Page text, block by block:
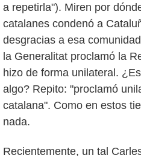
a repetirla"). Miren por
catalanes condenó a
desgracias a esa
la Generalitat proclamó la
hizo de forma unilateral.
algo? Repito: "proclamó
catalana". Como en estos
nada.
Recientemente, un tal